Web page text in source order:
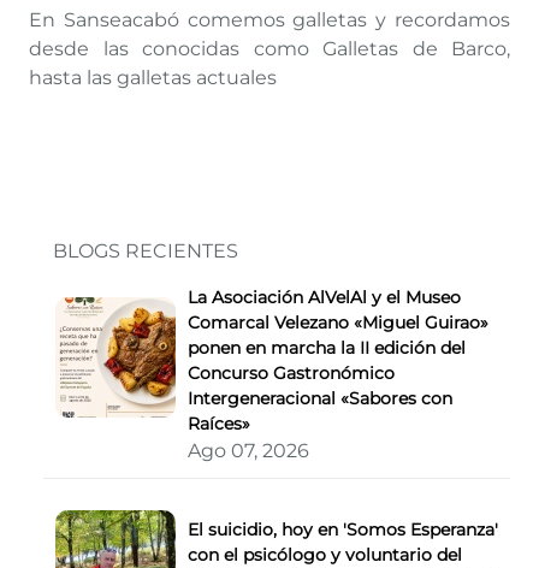
En Sanseacabó comemos galletas y recordamos
desde las conocidas como Galletas de Barco,
hasta las galletas actuales
BLOGS RECIENTES
La Asociación AlVelAl y el Museo
Comarcal Velezano «Miguel Guirao»
ponen en marcha la II edición del
Concurso Gastronómico
Intergeneracional «Sabores con
Raíces»
Ago 07, 2026
El suicidio, hoy en 'Somos Esperanza'
con el psicólogo y voluntario del